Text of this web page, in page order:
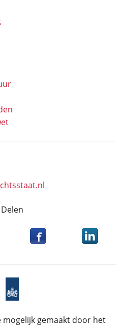
Delen
item op Bluesky
Deel dit item opDeel dit
mogelijk gemaakt door het